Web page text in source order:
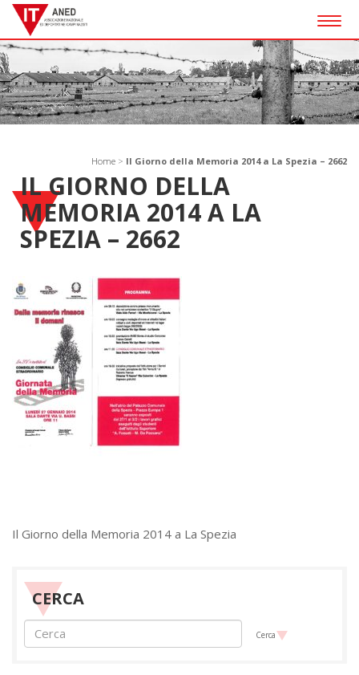
Home > Il Giorno della Memoria 2014 a La Spezia – 2662
IL GIORNO DELLA
MEMORIA 2014 A LA
SPEZIA – 2662
Il Giorno della Memoria 2014 a La Spezia
CERCA
Cerca